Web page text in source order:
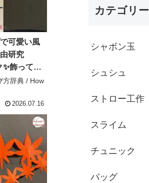
可愛い風
研究
飾って涼
工作 How
うりん 涼
結び方辞
方辞典 / How
2026.07.16
カテゴリー
シャボン玉
シュシュ
ストロー工作
スライム
チュニック
バッグ